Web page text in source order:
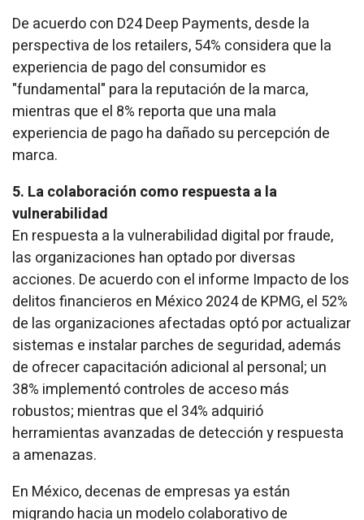
De acuerdo con D24 Deep Payments, desde la
perspectiva de los retailers, 54% considera que la
experiencia de pago del consumidor es
"fundamental" para la reputación de la marca,
mientras que el 8% reporta que una mala
experiencia de pago ha dañado su percepción de
marca.
5. La colaboración como respuesta a la
vulnerabilidad
En respuesta a la vulnerabilidad digital por fraude,
las organizaciones han optado por diversas
acciones. De acuerdo con el informe Impacto de los
delitos financieros en México 2024de KPMG, el 52%
de las organizaciones afectadas optó por actualizar
sistemas e instalar parches de seguridad, además
de ofrecer capacitación adicional al personal; un
38% implementó controles de acceso más
robustos; mientras que el 34% adquirió
herramientas avanzadas de detección y respuesta
a amenazas.
En México, decenas de empresas ya están
migrando hacia un modelo colaborativo de